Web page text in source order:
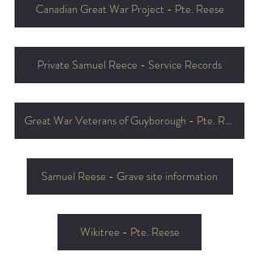
Canadian Great War Project - Pte. Reese
Private Samuel Reece - Service Records
Great War Veterans of Guyborough - Pte. Reese
Samuel Reese - Grave site information
Wikitree - Pte. Reese